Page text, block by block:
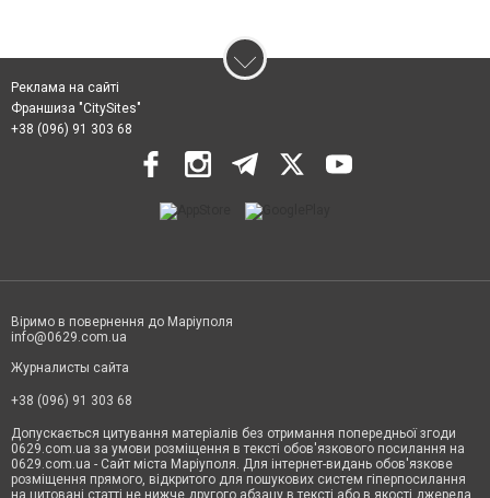
Реклама на сайті
Франшиза "CitySites"
+38 (096) 91 303 68
Віримо в повернення до Маріуполя
info@0629.com.ua
Журналисты сайта
+38 (096) 91 303 68
Допускається цитування матеріалів без отримання попередньої згоди
0629.com.ua за умови розміщення в тексті обов'язкового посилання на
0629.com.ua - Сайт міста Маріуполя. Для інтернет-видань обов'язкове
розміщення прямого, відкритого для пошукових систем гіперпосилання
на цитовані статті не нижче другого абзацу в тексті або в якості джерела.